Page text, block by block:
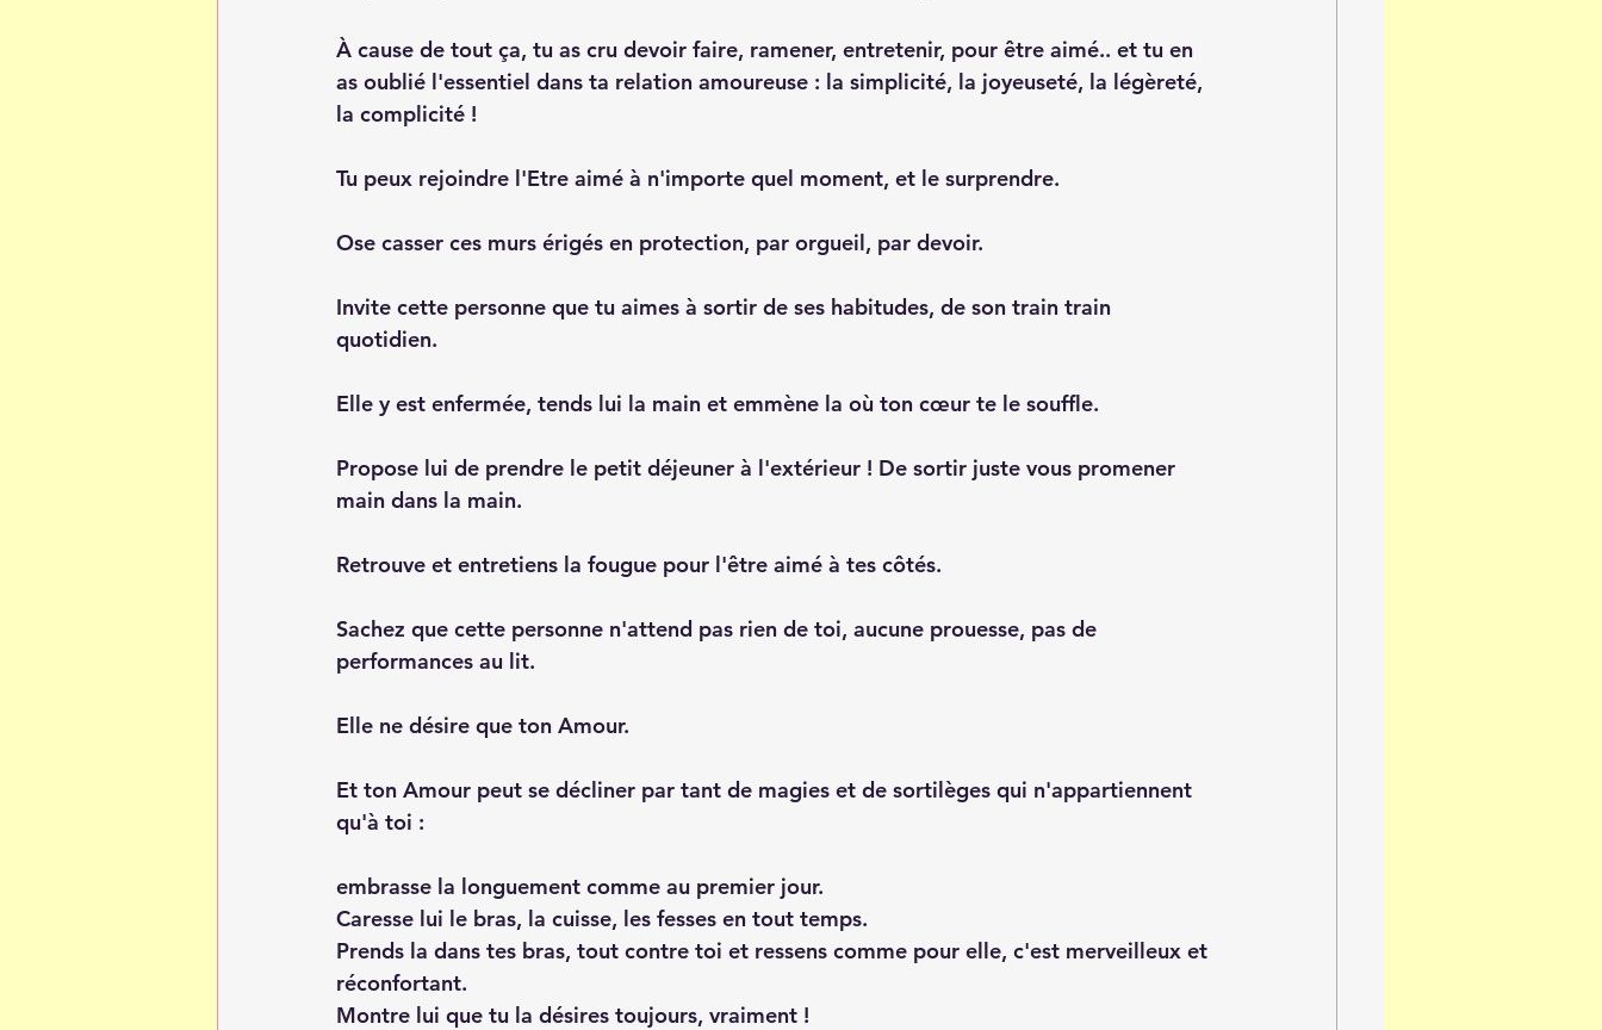
À cause de tout ça, tu as cru devoir faire, ramener, entretenir, pour être aimé.. et tu en
as oublié l'essentiel dans ta relation amoureuse : la simplicité, la joyeuseté, la légèreté,
la complicité !
Tu peux rejoindre l'Etre aimé à n'importe quel moment, et le surprendre.
Ose casser ces murs érigés en protection, par orgueil, par devoir.
Invite cette personne que tu aimes à sortir de ses habitudes, de son train train
quotidien.
Elle y est enfermée, tends lui la main et emmène la où ton cœur te le souffle.
Propose lui de prendre le petit déjeuner à l'extérieur ! De sortir juste vous promener
main dans la main.
Retrouve et entretiens la fougue pour l'être aimé à tes côtés.
Sachez que cette personne n'attend pas rien de toi, aucune prouesse, pas de
performances au lit.
Elle ne désire que ton Amour.
Et ton Amour peut se décliner par tant de magies et de sortilèges qui n'appartiennent
qu'à toi :
embrasse la longuement comme au premier jour.
Caresse lui le bras, la cuisse, les fesses en tout temps.
Prends la dans tes bras, tout contre toi et ressens comme pour elle, c'est merveilleux et
réconfortant.
Montre lui que tu la désires toujours, vraiment !